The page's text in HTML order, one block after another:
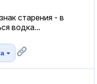
старения - в
водка...